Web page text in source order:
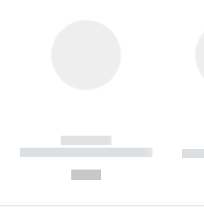
------------
----------- ----------- --------